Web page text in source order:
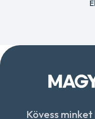
Kövess